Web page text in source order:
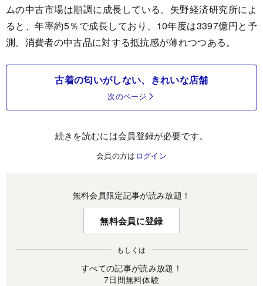
ムの中古市場は順調に成長している。矢野経済研究所によ
ると、年率約5％で成長しており、10年度は3397億円と予
測。消費者の中古品に対する抵抗感が薄れつつある。
古着の匂いがしない、きれいな店舗
次のページ
続きを読むには会員登録が必要です。
会員の方は ログイン
無料会員限定記事が読み放題！
無料会員に登録
もしくは
すべての記事が読み放題！
7日間無料体験